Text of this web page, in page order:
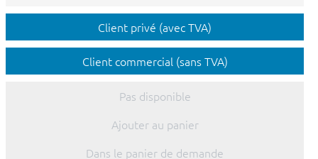
Client privé (avec TVA)
Client commercial (sans TVA)
Pas disponible
Ajouter au panier
Dans le panier de demande